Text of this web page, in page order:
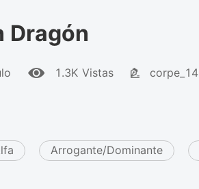
Dragón
1.3K Vistas corpe_14
Arrogante/Dominante